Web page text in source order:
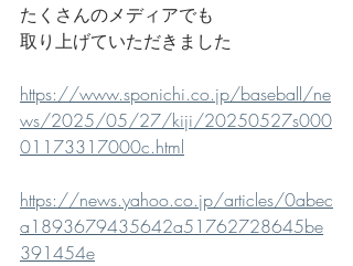
たくさんのメディアでも
取り上げていただきました
https://www.sponichi.co.jp/baseball/ne
ws/2025/05/27/kiji/20250527s000
01173317000c.html
https://news.yahoo.co.jp/articles/0abec
a1893679435642a51762728645be
391454e